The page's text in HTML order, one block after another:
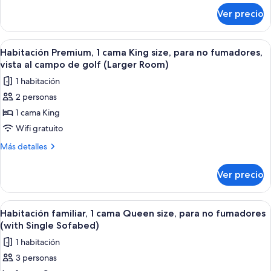
size,
para
no
fumadores
(Larger
Room;with
Sofabed)
junior,
cama
King
para
no
fumadores
(Larger
Room;with
Ver precio
Abrir
todas
las
fotos
de
Habitación
Premium,
1
size,
para
no
fumadores,
vista
al
Habitación Premium, 1 cama King
5
Habitación Premium, 1 cama King size, para no fumadores,
vista al campo de golf (Larger Room)
1 habitación
2 personas
1 cama King
Wifi gratuito
Más detalles
Más
Premium,
cama
King
size,
para
no
fumadores,
Ver precio
Abrir
todas
las
fotos
de
Habitación familiar, 1 cama Queen
6
Habitación familiar, 1 cama Queen size, para no fumadores
(with Single Sofabed)
1 habitación
3 personas